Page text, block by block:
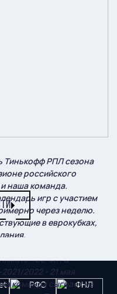
Тинькофф РПЛ сезона
российского
наша команда.
игр с участием
через неделю.
в еврокубках,
«Сочи», а
2022 - 21 мая
команда сыграет на